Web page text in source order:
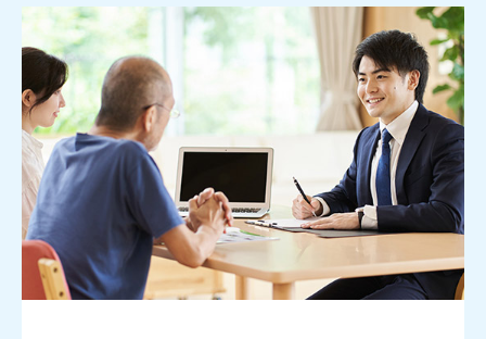
ウェブから1分
かんたん査定見積
フリーダイヤル
0120-1212-25